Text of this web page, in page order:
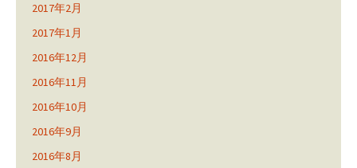
2017年2月
2017年1月
2016年12月
2016年11月
2016年10月
2016年9月
2016年8月